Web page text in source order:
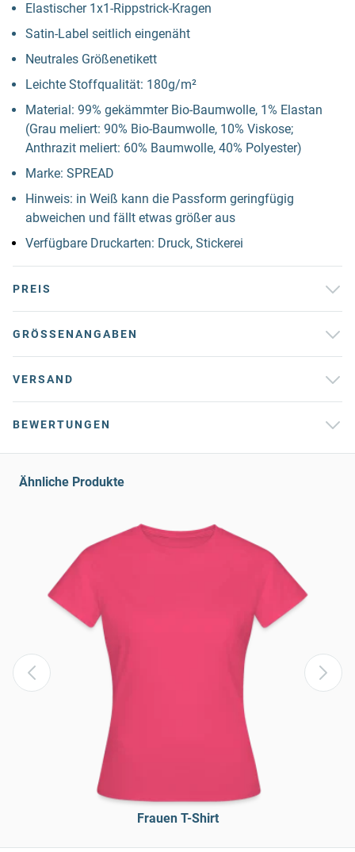
Elastischer 1x1-Rippstrick-Kragen
Satin-Label seitlich eingenäht
Neutrales Größenetikett
Leichte Stoffqualität: 180g/m²
Material: 99% gekämmter Bio-Baumwolle, 1% Elastan
(Grau meliert: 90% Bio-Baumwolle, 10% Viskose;
Anthrazit meliert: 60% Baumwolle, 40% Polyester)
Marke: SPREAD
Hinweis: in Weiß kann die Passform geringfügig
abweichen und fällt etwas größer aus
Verfügbare Druckarten: Druck, Stickerei
PREIS
GRÖSSENANGABEN
VERSAND
BEWERTUNGEN
Ähnliche Produkte
Frauen T-Shirt